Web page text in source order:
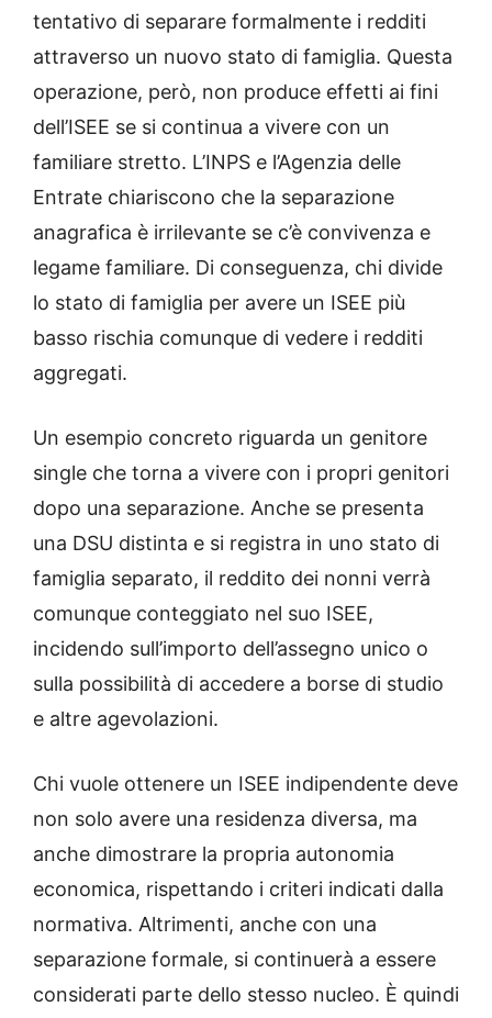
tentativo di separare formalmente i redditi
attraverso un nuovo stato di famiglia. Questa
operazione, però, non produce effetti ai fini
dell’ISEE se si continua a vivere con un
familiare stretto. L’INPS e l’Agenzia delle
Entrate chiariscono che la separazione
anagrafica è irrilevante se c’è convivenza e
legame familiare. Di conseguenza, chi divide
lo stato di famiglia per avere un ISEE più
basso rischia comunque di vedere i redditi
aggregati.
Un esempio concreto riguarda un genitore
single che torna a vivere con i propri genitori
dopo una separazione. Anche se presenta
una DSU distinta e si registra in uno stato di
famiglia separato, il reddito dei nonni verrà
comunque conteggiato nel suo ISEE,
incidendo sull’importo dell’assegno unico o
sulla possibilità di accedere a borse di studio
e altre agevolazioni.
Chi vuole ottenere un ISEE indipendente deve
non solo avere una residenza diversa, ma
anche dimostrare la propria autonomia
economica, rispettando i criteri indicati dalla
normativa. Altrimenti, anche con una
separazione formale, si continuerà a essere
considerati parte dello stesso nucleo. È quindi